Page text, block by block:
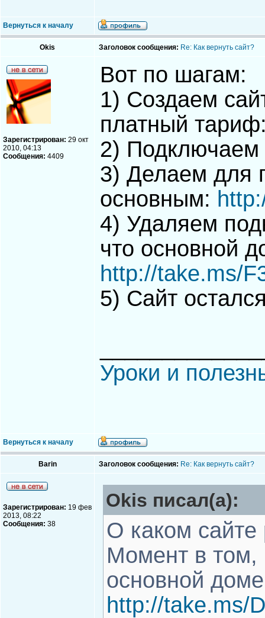
Вернуться к началу
Okis Заголовок сообщения: Re: Как вернуть сайт?
Зарегистрирован: 29 окт
2010, 04:13
Сообщения: 4409
Вот по шагам:
1) Создаем
платный
2)
3) Делаем для
основным:
4) Удаляем
что основной
http://take.ms/
5) Сайт
Уроки и
Вернуться к началу
Barin Заголовок сообщения: Re: Как вернуть сайт?
Зарегистрирован: 19 фев
2013, 08:22
Сообщения: 38
Okis писал(а):
О каком сайте
Момент в том,
основной
http://take.ms/